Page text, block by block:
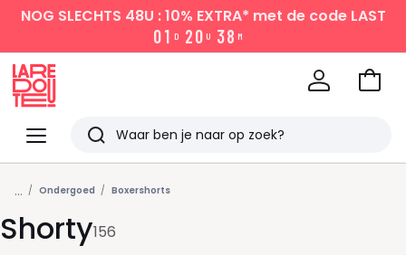
NOG SLECHTS 48U : 10% EXTRA* met de code LAST
01 D 20 U 38 M
Menu
Redoute
Zoeken
Laatst
bekeken
Naar
... Ondergoed Boxershorts
Shorty156